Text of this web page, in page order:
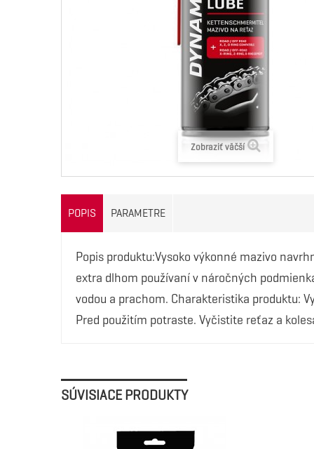
Zobraziť väčší
POPIS PARAMETRE
Popis produktu:Vysoko výkonné mazivo
extra dlhom používaní v náročných
vodou a prachom. Charakteristika produktu:
Pred použitím potraste. Vyčistite reťaz a
SÚVISIACE PRODUKTY